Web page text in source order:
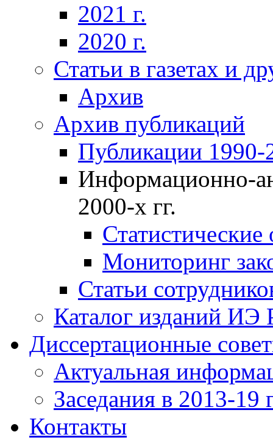
2021 г.
2020 г.
Статьи в газетах и
Архив
Архив публикаций
Публикации 1990-
Информационно-
2000-х гг.
Мониторинг
Статьи
Каталог изданий ИЭ
Диссертационные
Актуальная
Заседания в 2013-19
Контакты